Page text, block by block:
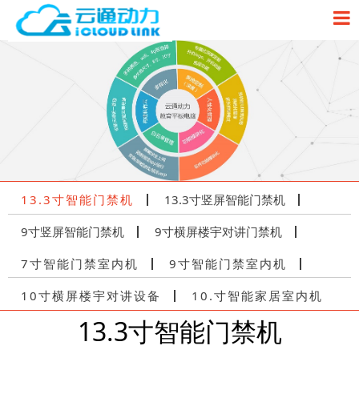
13.3寸智能门禁机
13.3寸竖屏智能门禁机
9寸竖屏智能门禁机
9寸横屏楼宇对讲门禁机
7寸智能门禁室内机
9寸智能门禁室内机
10寸横屏楼宇对讲设备
10.寸智能家居室内机
13.3寸智能门禁机